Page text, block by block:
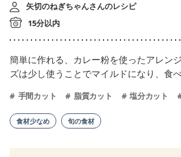
矢切のねぎちゃんさんのレシピ
15分以内
簡単に作れる、カレー粉を使ったアレン
ズは少し使うことでマイルドになり、食
手間カット 脂質カット 塩分カット
食材少なめ 旬の食材